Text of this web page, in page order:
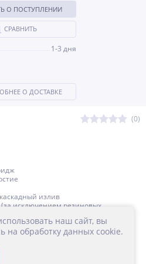
(0)
излив
исключением резиновых
CEZARES, за исключением
с даты продажи
1 год с даты продажи
(гибкий шланг, душевая лейка,
1 год
О ПОСТУПЛЕНИИ
СРАВНИТЬ
1-3 дня
О ДОСТАВКЕ
наш сайт, вы
на обработку данных cookie.